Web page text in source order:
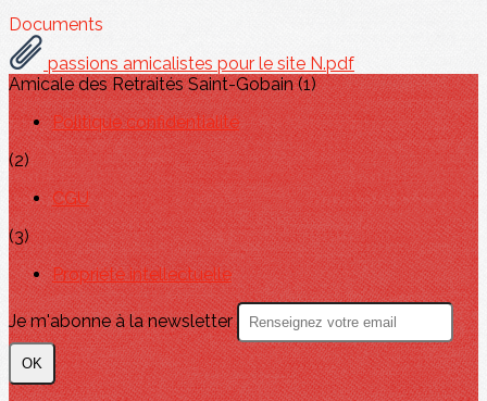
Documents
passions amicalistes pour le site N.pdf
Amicale des Retraités Saint-Gobain (1)
Politique confidentialité
(2)
CGU
(3)
Propriété intellectuelle
Je m'abonne à la newsletter
OK